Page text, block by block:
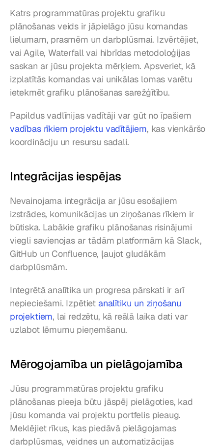
Katrs programmatūras projektu grafiku
plānošanas veids ir jāpielāgo jūsu komandas
lielumam, prasmēm un darbplūsmai. Izvērtējiet,
vai Agile, Waterfall vai hibrīdas metodoloģijas
saskan ar jūsu projekta mērķiem. Apsveriet, kā
izplatītās komandas vai unikālas lomas varētu
ietekmēt grafiku plānošanas sarežģītību.
vadības rīkiem projektu vadītājiem, kas vienkāršo
koordināciju un resursu sadali.
Integrācijas iespējas
Nevainojama integrācija ar jūsu esošajiem
izstrādes, komunikācijas un ziņošanas rīkiem ir
būtiska. Labākie grafiku plānošanas risinājumi
viegli savienojas ar tādām platformām kā Slack,
GitHub un Confluence, ļaujot gludākām
darbplūsmām.
Integrētā analītika un progresa pārskati ir arī
nepieciešami. Izpētiet analītiku un ziņošanu
projektiem, lai redzētu, kā reālā laika dati var
uzlabot lēmumu pieņemšanu.
Mērogojamība un pielāgojamība
Jūsu programmatūras projektu grafiku
plānošanas pieeja būtu jāspēj pielāgoties, kad
jūsu komanda vai projektu portfelis pieaug.
Meklējiet rīkus, kas piedāvā pielāgojamas
darbplūsmas, veidnes un automatizācijas